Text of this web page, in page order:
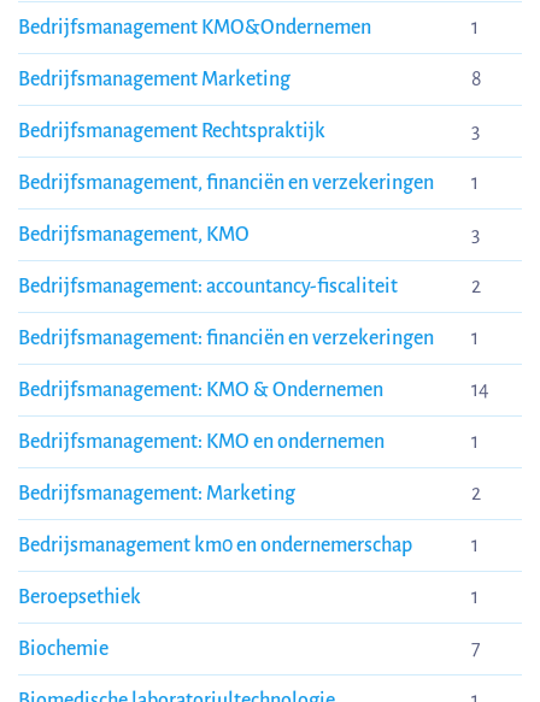
Bedrijfsmanagement KMO&Ondernemen 1
Bedrijfsmanagement Marketing 8
Bedrijfsmanagement Rechtspraktijk 3
Bedrijfsmanagement, financiën en verzekeringen 1
Bedrijfsmanagement, KMO 3
Bedrijfsmanagement: accountancy-fiscaliteit 2
Bedrijfsmanagement: financiën en verzekeringen 1
Bedrijfsmanagement: KMO & Ondernemen 14
Bedrijfsmanagement: KMO en ondernemen 1
Bedrijfsmanagement: Marketing 2
Bedrijsmanagement km0 en ondernemerschap 1
Beroepsethiek 1
Biochemie 7